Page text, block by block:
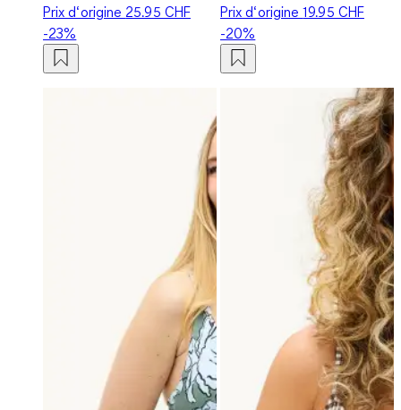
Prix d‘origine 25.95 CHF
-23%
Prix d‘origine19.95 CHF
-20%